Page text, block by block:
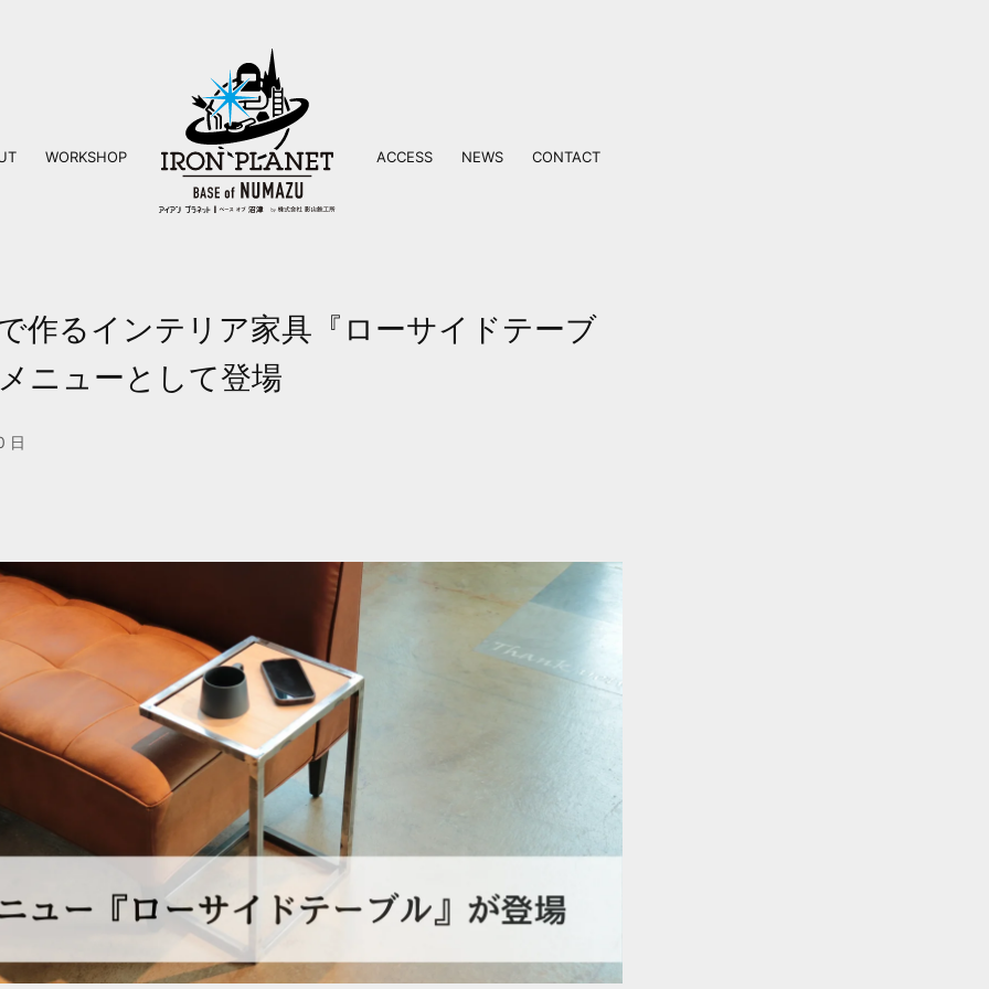
WORKSHOP ACCESS NEWS CONTACT
作るインテリア家具『ローサイドテーブ
ニューとして登場